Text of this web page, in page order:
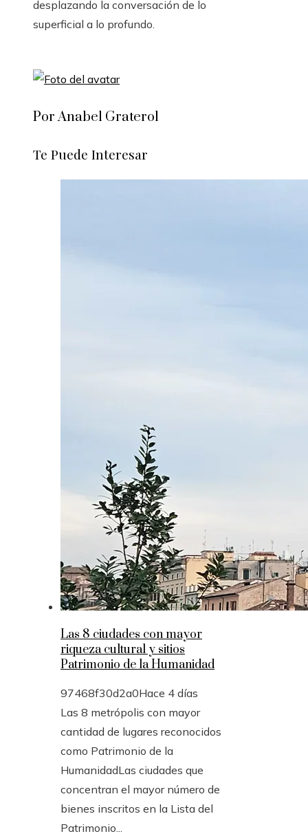
desplazando la conversación de lo
superficial a lo profundo.
Por Anabel Graterol
Te Puede Interesar
Las 8 ciudades con mayor
riqueza cultural y sitios
Patrimonio de la Humanidad
97468f30d2a0Hace 4 días
Las 8 metrópolis con mayor
cantidad de lugares reconocidos
como Patrimonio de la
HumanidadLas ciudades que
concentran el mayor número de
bienes inscritos en la Lista del
Patrimonio...